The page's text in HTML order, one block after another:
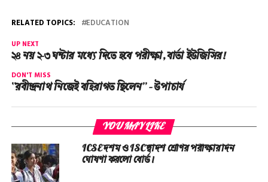
RELATED TOPICS: EDUCATION
UP NEXT
২৪ নয় ২-৩ ঘন্টার মধ্যে দিতে হবে পরীক্ষা, বার্তা ইউজিসির!
DON'T MISS
“রবীন্দ্রনাথ নিজেই বহিরাগত ছিলেন” – উপাচার্য
YOU MAY LIKE
ICSE দশম ও ISC দ্বাদশ শ্রেণির পরীক্ষার দিন
ঘোষণা করলো বোর্ড।